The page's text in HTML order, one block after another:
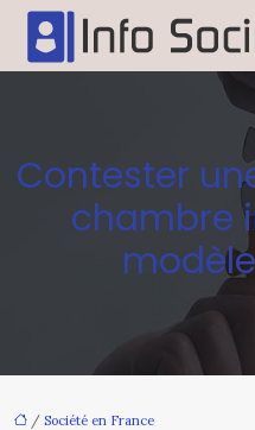
Contester
chambre
/ Société en France